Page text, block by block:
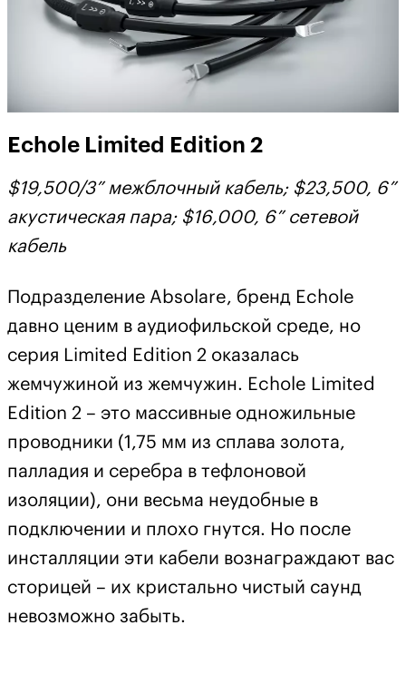
Echole Limited Edition 2
$19,500/3” межблочный кабель; $23,500, 6”
акустическая пара; $16,000, 6” сетевой
кабель
Подразделение Absolare, бренд Echole
давно ценим в аудиофильской среде, но
серия Limited Edition 2 оказалась
жемчужиной из жемчужин. Echole Limited
Edition 2 – это массивные одножильные
проводники (1,75 мм из сплава золота,
палладия и серебра в тефлоновой
изоляции), они весьма неудобные в
подключении и плохо гнутся. Но после
инсталляции эти кабели вознаграждают вас
сторицей – их кристально чистый саунд
невозможно забыть.